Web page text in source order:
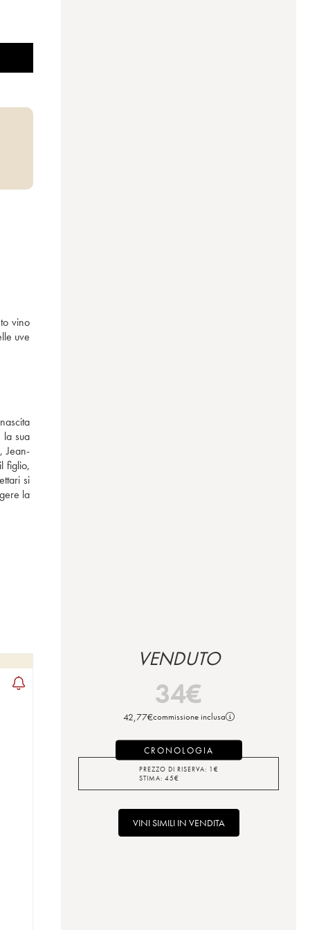
vino
uve
la sua
Jean-
figlio,
si
la
VENDUTO
34€
42,77€commissione inclusa
CRONOLOGIA
PREZZO DI RISERVA: 1 €
STIMA: 45€
VINI SIMILI IN VENDITA